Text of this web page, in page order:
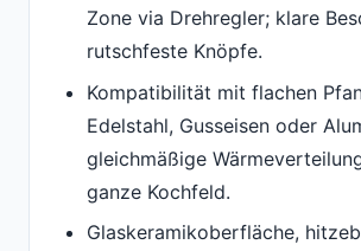
Zone via Drehregler; klare
rutschfeste Knöpfe.
Kompatibilität mit flachen
Edelstahl, Gusseisen oder
gleichmäßige
ganze Kochfeld.
Glaskeramikoberfläche,